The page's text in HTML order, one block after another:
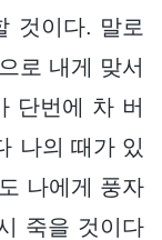
것이다. 말로
로 내게 맞서
단번에 차 버
나의 때가 있
나에게 풍자
죽을 것이다